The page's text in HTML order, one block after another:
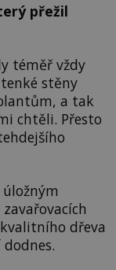
přežil
téměř vždy
stěny
a tak
chtěli. Přesto
dřeva